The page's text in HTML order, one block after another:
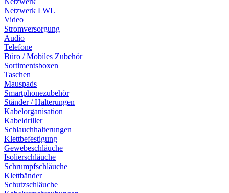
Netzwerk LWL
Video
Stromversorgung
Audio
Telefone
Büro / Mobiles Zubehör
Sortimentsboxen
Taschen
Mauspads
Smartphonezubehör
Ständer / Halterungen
Kabelorganisation
Kabeldriller
Schlauchhalterungen
Klettbefestigung
Gewebeschläuche
Isolierschläuche
Schrumpfschläuche
Klettbänder
Schutzschläuche